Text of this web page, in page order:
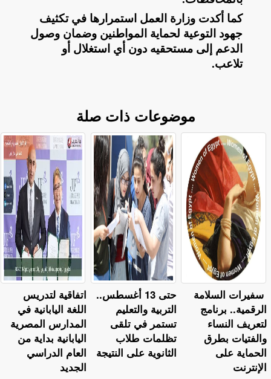
كما أكدت وزارة العمل استمرارها في تكثيف
جهود التوعية لحماية المواطنين وضمان وصول
الدعم إلى مستحقيه دون أي استغلال أو
تلاعب.
موضوعات ذات صلة
اتفاقية لتدريس
اللغة اليابانية في
المدارس المصرية
اليابانية بداية من
العام الدراسي
الجديد
حتى 13 أغسطس..
التربية والتعليم
تستمر في تلقى
تظلمات طلاب
الثانوية على النتيجة
سفيرات السلامة
الرقمية.. برنامج
لتعريف النساء
والفتيات بطرق
الحماية على
الإنترنت